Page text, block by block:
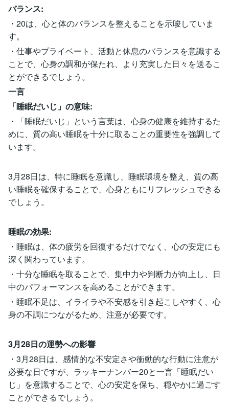
バランス:
・20は、心と体のバランスを整えることを示唆していま
す。
・仕事やプライベート、活動と休息のバランスを意識する
ことで、心身の調和が保たれ、より充実した日々を送るこ
とができるでしょう。
一言
「睡眠だいじ」の意味:
・「睡眠だいじ」という言葉は、心身の健康を維持するた
めに、質の高い睡眠を十分に取ることの重要性を強調して
います。
3月28日は、特に睡眠を意識し、睡眠環境を整え、質の高
い睡眠を確保することで、心身ともにリフレッシュできる
でしょう。
睡眠の効果:
・睡眠は、体の疲労を回復するだけでなく、心の安定にも
深く関わっています。
・十分な睡眠を取ることで、集中力や判断力が向上し、日
中のパフォーマンスを高めることができます。
・睡眠不足は、イライラや不安感を引き起こしやすく、心
身の不調につながるため、注意が必要です。
3月28日の運勢への影響
・3月28日は、感情的な不安定さや衝動的な行動に注意が
必要な日ですが、ラッキーナンバー20と一言「睡眠だい
じ」を意識することで、心の安定を保ち、穏やかに過ごす
ことができるでしょう。